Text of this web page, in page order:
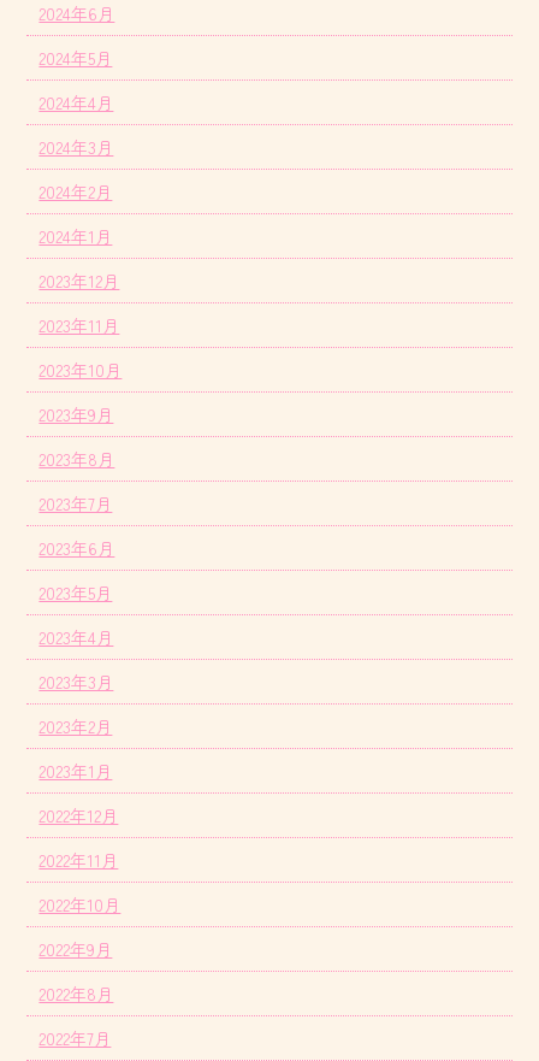
2024年6月
2024年5月
2024年4月
2024年3月
2024年2月
2024年1月
2023年12月
2023年11月
2023年10月
2023年9月
2023年8月
2023年7月
2023年6月
2023年5月
2023年4月
2023年3月
2023年2月
2023年1月
2022年12月
2022年11月
2022年10月
2022年9月
2022年8月
2022年7月